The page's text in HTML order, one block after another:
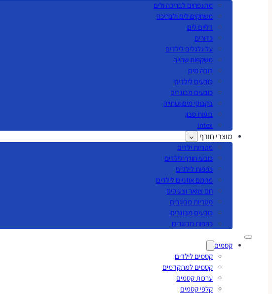
מתנפחים לבריכה ולים
משחקים לים ולבריכה
דליים לים
כדורים
על גלגלים לילדים
משקפות שחייה
רובה מים
כובעים לילדים
כובעים מבוגרים
בקבוקי מים ושתייה
בועות סבון
intex
מוצרי חורף
מטריות ילדים
כובעי חורף לילדים
כפפות לילדים
מחמם אוזניים לילדים
חם צוואר וצעיפים
מטריות מבוגרים
כובעים מבוגרים
כפפות מבוגרים
קסמים
קסמים לילדים
קסמים למתקדמים
ערכות קסמים
קלפי קסמים